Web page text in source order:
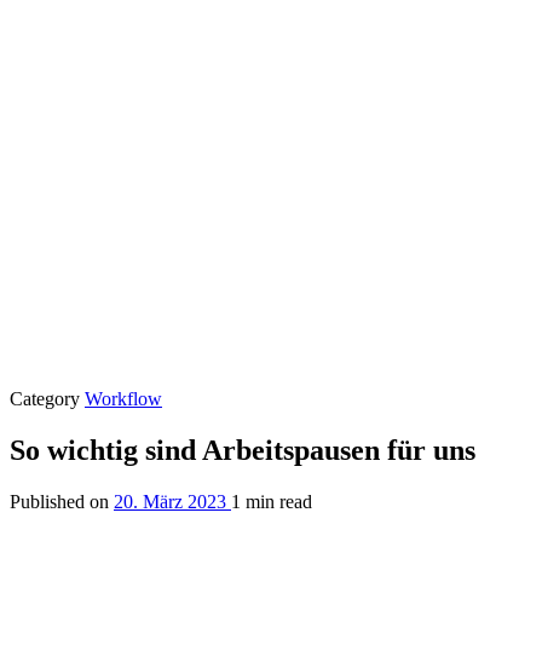
Category Workflow
So wichtig sind Arbeitspausen für uns
Published on 20. März 2023 1 min read